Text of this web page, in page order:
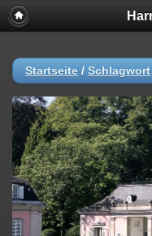
Startseite / Schlagwort